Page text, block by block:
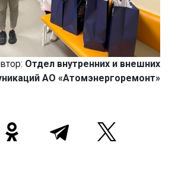
Отдел внутренних и внешних
АО «Атомэнергоремонт»